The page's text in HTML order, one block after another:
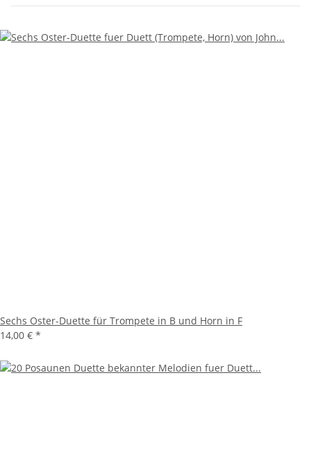
Sechs Oster-Duette für Trompete in B und Horn in F
14,00 € *